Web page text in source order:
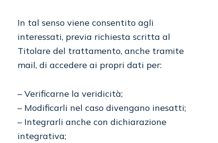
In tal senso viene consentito agli
interessati, previa richiesta scritta al
Titolare del trattamento, anche tramite
mail, di accedere ai propri dati per:
– Verificarne la veridicità;
– Modificarli nel caso divengano inesatti;
– Integrarli anche con dichiarazione
integrativa;